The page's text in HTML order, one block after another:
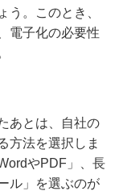
う。このとき、
電子化の必要性
あとは、自社の
方法を選択しま
やPDF」、長
ル」を選ぶのが